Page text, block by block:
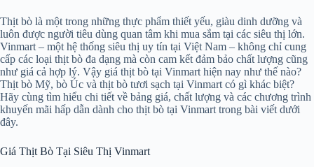
Thịt bò là một trong những thực phẩm thiết yếu, giàu dinh dưỡng và
luôn được người tiêu dùng quan tâm khi mua sắm tại các siêu thị lớn.
Vinmart – một hệ thống siêu thị uy tín tại Việt Nam – không chỉ cung
cấp các loại thịt bò đa dạng mà còn cam kết đảm bảo chất lượng cũng
như giá cả hợp lý. Vậy giá thịt bò tại Vinmart hiện nay như thế nào?
Thịt bò Mỹ, bò Úc và thịt bò tươi sạch tại Vinmart có gì khác biệt?
Hãy cùng tìm hiểu chi tiết về bảng giá, chất lượng và các chương trình
khuyến mãi hấp dẫn dành cho thịt bò tại Vinmart trong bài viết dưới
đây.
Giá Thịt Bò Tại Siêu Thị Vinmart